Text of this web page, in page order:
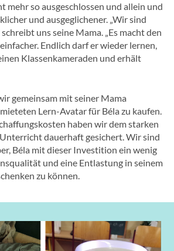
mehr so ausgeschlossen und allein und
und ausgeglichener. „Wir sind
uns seine Mama. „Es macht den
Endlich darf er wieder lernen,
Klassenkameraden und erhält
gemeinsam mit seiner Mama
Lern-Avatar für Béla zu kaufen.
haben wir dem starken
dauerhaft gesichert. Wir sind
Béla mit dieser Investition ein wenig
und eine Entlastung in seinem
zu können.